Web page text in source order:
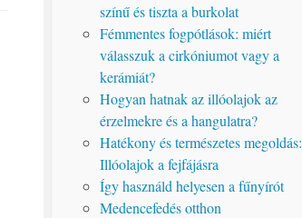
színű és tiszta a burkolat
Fémmentes fogpótlások: miért
válasszuk a cirkóniumot vagy a
kerámiát?
Hogyan hatnak az illóolajok az
érzelmekre és a hangulatra?
Hatékony és természetes megoldás:
Illóolajok a fejfájásra
Így használd helyesen a fűnyírót
Medencefedés otthon